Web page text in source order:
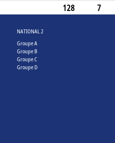
128
7
NATIONAL 2
Groupe A
Groupe B
Groupe C
Groupe D